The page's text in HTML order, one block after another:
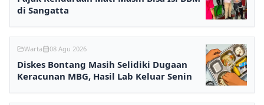
di Sangatta
Warta 08 Agu 2026
Diskes Bontang Masih Selidiki Dugaan
Keracunan MBG, Hasil Lab Keluar Senin